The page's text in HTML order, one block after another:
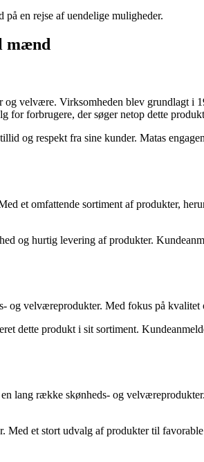
en rejse af uendelige muligheder.
mænd
velvære. Virksomheden blev grundlagt i
for forbrugere, der søger netop dette
og respekt fra sine kunder. Matas
et omfattende sortiment af produkter,
og hurtig levering af produkter.
og velværeprodukter. Med fokus på
dette produkt i sit sortiment.
lang række skønheds- og
et stort udvalg af produkter til